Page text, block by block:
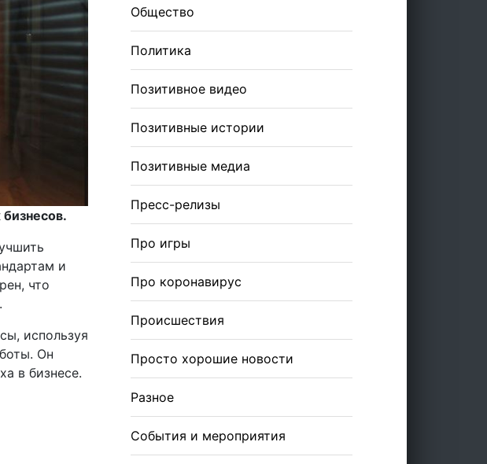
и
что
используя
Он
в бизнесе.
Общество
Политика
Позитивное видео
Позитивные истории
Позитивные медиа
Пресс-релизы
Про игры
Про коронавирус
Происшествия
Просто хорошие новости
Разное
События и мероприятия